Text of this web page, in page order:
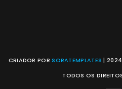
CRIADOR PORSORATEMPLATES |
TODOS OS